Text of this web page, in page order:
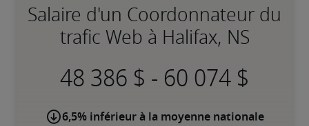
Salaire d'un Coordonnateur du
trafic Web à Halifax, NS
-
6,5% inférieur à la moyenne nationale